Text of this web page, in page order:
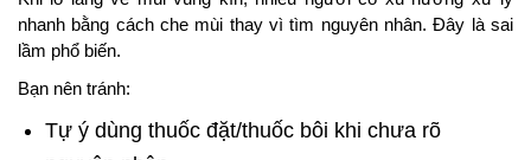
nhanh bằng cách che mùi thay vì tìm nguyên nhân. Đây là sai
lầm phổ biến.
Bạn nên tránh:
Tự ý dùng thuốc đặt/thuốc bôi khi chưa rõ